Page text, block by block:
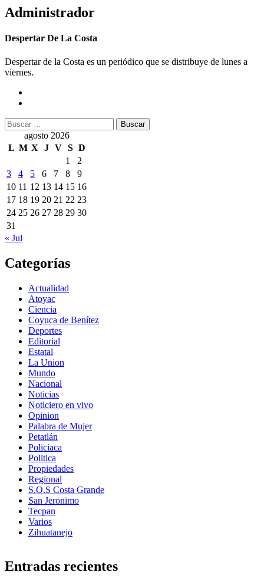
Administrador
Despertar De La Costa
Despertar de la Costa es un periódico que se distribuye de lunes a
viernes.
Buscar:
agosto 2026
L M X J V S D
1
2
3
4 5 6 7 8
9
10 11 12 13 14 15 16
17 18 19 20 21 22 23
24 25 26 27 28 29 30
31
« Jul
Categorías
Actualidad
Atoyac
Ciencia
Coyuca de Benítez
Deportes
Editorial
Estatal
La Union
Mundo
Nacional
Noticias
Noticiero en vivo
Opinion
Palabra de Mujer
Petatlán
Policiaca
Politica
Propiedades
Regional
S.O.S Costa Grande
San Jeronimo
Tecpan
Varios
Zihuatanejo
Entradas recientes